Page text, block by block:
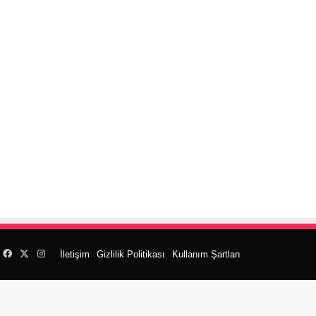
İletişim Gizlilik Politikası Kullanım Şartları
Facebook
X Instagram